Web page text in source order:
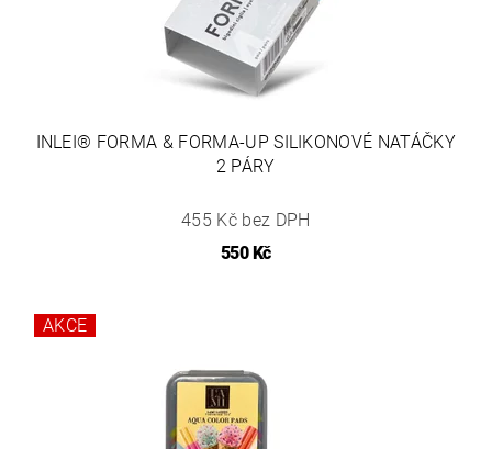
INLEI® FORMA & FORMA-UP SILIKONOVÉ NATÁČKY
2 PÁRY
455 Kč bez DPH
550 Kč
AKCE